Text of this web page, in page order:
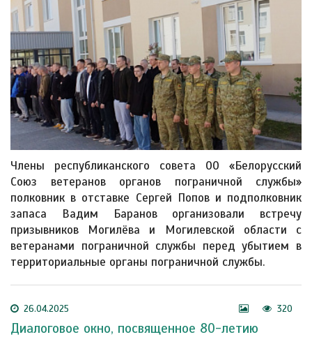
Члены республиканского совета ОО «Белорусский
Союз ветеранов органов пограничной службы»
полковник в отставке Сергей Попов и подполковник
запаса Вадим Баранов организовали встречу
призывников Могилёва и Могилевской области с
ветеранами пограничной службы перед убытием в
территориальные органы пограничной службы.
26.04.2025 320
Диалоговое окно, посвященное 80-летию